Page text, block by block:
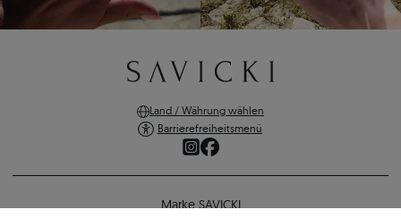
Land / Währung wählen
Barrierefreiheitsmenü
Marke SAVICKI